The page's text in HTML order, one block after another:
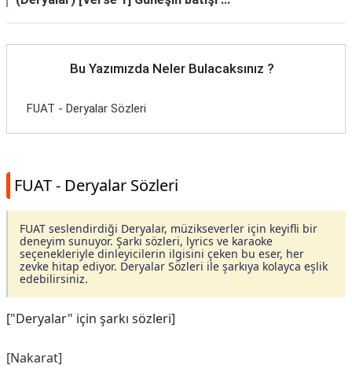
Bu Yazımızda Neler Bulacaksınız ?
FUAT - Deryalar Sözleri
FUAT - Deryalar Sözleri
FUAT seslendirdiği Deryalar, müzikseverler için keyifli bir
deneyim sunuyor. Şarkı sözleri, lyrics ve karaoke
seçenekleriyle dinleyicilerin ilgisini çeken bu eser, her
zevke hitap ediyor. Deryalar Sözleri ile şarkıya kolayca eşlik
edebilirsiniz.
["Deryalar" için şarkı sözleri]
[Nakarat]